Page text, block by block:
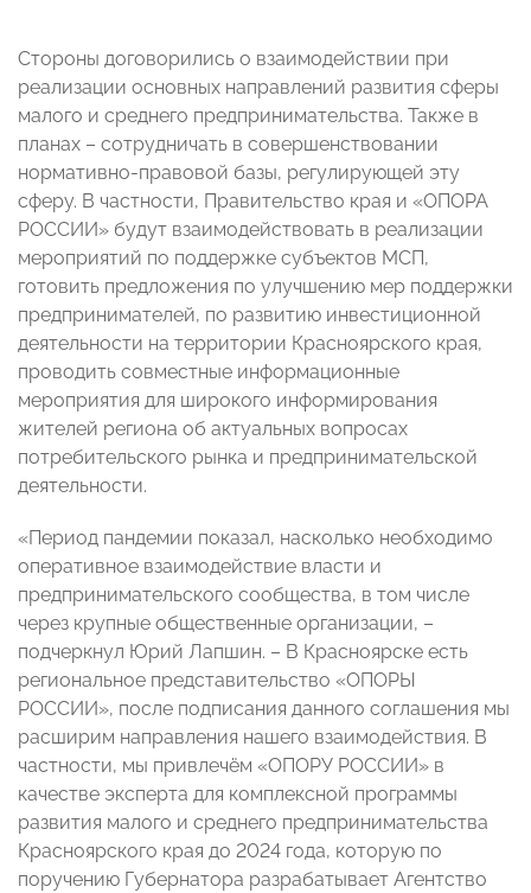
Стороны договорились о взаимодействии при
реализации основных направлений развития сферы
малого и среднего предпринимательства. Также в
планах – сотрудничать в совершенствовании
нормативно-правовой базы, регулирующей эту
сферу. В частности, Правительство края и «ОПОРА
РОССИИ» будут взаимодействовать в реализации
мероприятий по поддержке субъектов МСП,
готовить предложения по улучшению мер поддержки
предпринимателей, по развитию инвестиционной
деятельности на территории Красноярского края,
проводить совместные информационные
мероприятия для широкого информирования
жителей региона об актуальных вопросах
потребительского рынка и предпринимательской
деятельности.
«Период пандемии показал, насколько необходимо
оперативное взаимодействие власти и
предпринимательского сообщества, в том числе
через крупные общественные организации, –
подчеркнул Юрий Лапшин. – В Красноярске есть
региональное представительство «ОПОРЫ
РОССИИ», после подписания данного соглашения мы
расширим направления нашего взаимодействия. В
частности, мы привлечём «ОПОРУ РОССИИ» в
качестве эксперта для комплексной программы
развития малого и среднего предпринимательства
Красноярского края до 2024 года, которую по
поручению Губернатора разрабатывает Агентство